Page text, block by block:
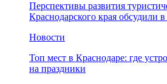
Перспективы развития
Краснодарского края обсудили
Новости
Топ мест в Краснодаре: где
на праздники